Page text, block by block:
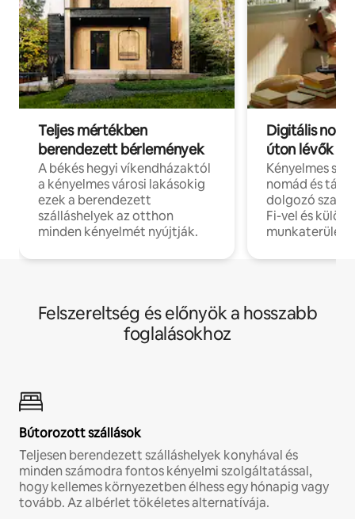
Teljes mértékben
berendezett bérlemények
A békés hegyi víkendházaktól
a kényelmes városi lakásokig
ezek a berendezett
szálláshelyek az otthon
minden kényelmét nyújtják.
Digitális
úton lévők
Kényelmes
nomád és
dolgozó
Fi-vel és külön
Felszereltség és előnyök a hosszabb
foglalásokhoz
Bútorozott szállások
Teljesen berendezett szálláshelyek konyhával és
minden számodra fontos kényelmi szolgáltatással,
hogy kellemes környezetben élhess egy hónapig vagy
tovább. Az albérlet tökéletes alternatívája.